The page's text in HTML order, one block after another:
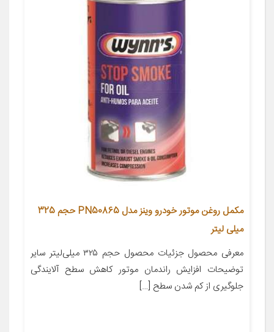
مکمل روغن موتور خودرو وینز مدل PN50865 حجم 325
میلی لیتر
معرفی محصول جزئیات محصول حجم ۳۲۵ میلی‌لیتر سایر
توضیحات افزایش راندمان موتور کاهش سطح آلایندگی
جلوگیری از کم شدن سطح […]